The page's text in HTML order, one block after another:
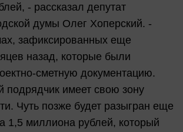
- рассказал депутат
думы Олег Хоперский. -
зафиксированных еще
назад, которые были
сметную документацию.
подрядчик имеет свою зону
Чуть позже будет разыгран еще
1,5 миллиона рублей, который